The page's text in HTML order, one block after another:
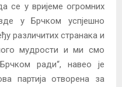
се у вријеме огромних
у Брчком успјешно
различитих странака и
мудрости и ми смо
ради“, навео је
партија отворена за